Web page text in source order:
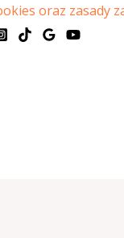
oraz zasady